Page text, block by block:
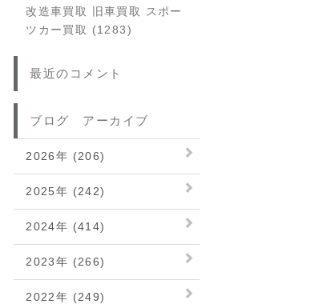
改造車買取 旧車買取 スポー
ツカー買取 (1283)
最近のコメント
ブログ アーカイブ
2026年 (206)
2025年 (242)
2024年 (414)
2023年 (266)
2022年 (249)